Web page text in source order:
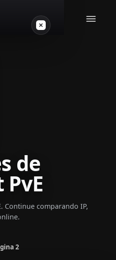
de
Continue comparando IP,
2